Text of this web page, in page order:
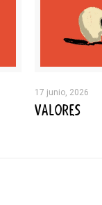
17 junio, 2026
VALORES